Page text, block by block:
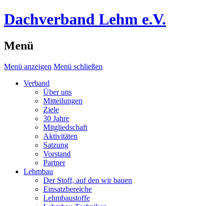
Dachverband Lehm e.V.
Menü
Menü anzeigen Menü schließen
Verband
Über uns
Mitteilungen
Ziele
30 Jahre
Mitgliedschaft
Aktivitäten
Satzung
Vorstand
Partner
Lehmbau
Der Stoff, auf den wir bauen
Einsatzbereiche
Lehmbaustoffe